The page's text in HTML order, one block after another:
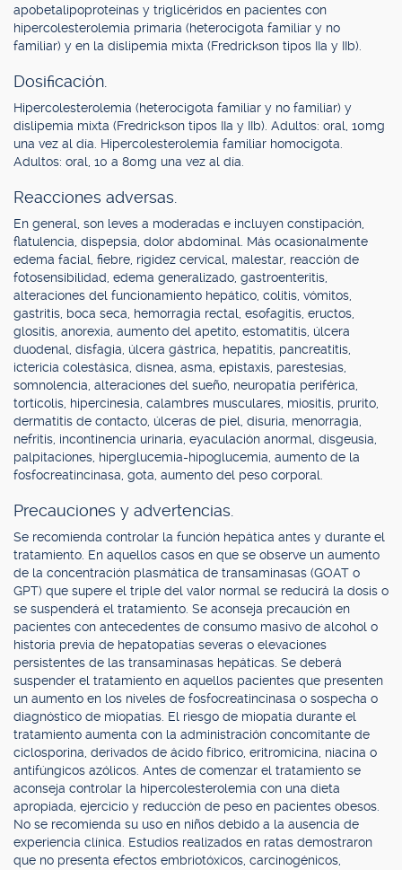
apobetalipoproteínas y triglicéridos en pacientes con
hipercolesterolemia primaria (heterocigota familiar y no
familiar) y en la dislipemia mixta (Fredrickson tipos IIa y IIb).
Dosificación.
Hipercolesterolemia (heterocigota familiar y no familiar) y
dislipemia mixta (Fredrickson tipos IIa y IIb). Adultos: oral, 10mg
una vez al día. Hipercolesterolemia familiar homocigota.
Adultos: oral, 10 a 80mg una vez al día.
Reacciones adversas.
En general, son leves a moderadas e incluyen constipación,
flatulencia, dispepsia, dolor abdominal. Más ocasionalmente
edema facial, fiebre, rigidez cervical, malestar, reacción de
fotosensibilidad, edema generalizado, gastroenteritis,
alteraciones del funcionamiento hepático, colitis, vómitos,
gastritis, boca seca, hemorragia rectal, esofagitis, eructos,
glositis, anorexia, aumento del apetito, estomatitis, úlcera
duodenal, disfagia, úlcera gástrica, hepatitis, pancreatitis,
ictericia colestásica, disnea, asma, epistaxis, parestesias,
somnolencia, alteraciones del sueño, neuropatía periférica,
tortícolis, hipercinesia, calambres musculares, miositis, prurito,
dermatitis de contacto, úlceras de piel, disuria, menorragia,
nefritis, incontinencia urinaria, eyaculación anormal, disgeusia,
palpitaciones, hiperglucemia-hipoglucemia, aumento de la
fosfocreatincinasa, gota, aumento del peso corporal.
Precauciones y advertencias.
Se recomienda controlar la función hepática antes y durante el
tratamiento. En aquellos casos en que se observe un aumento
de la concentración plasmática de transaminasas (GOAT o
GPT) que supere el triple del valor normal se reducirá la dosis o
se suspenderá el tratamiento. Se aconseja precaución en
pacientes con antecedentes de consumo masivo de alcohol o
historia previa de hepatopatías severas o elevaciones
persistentes de las transaminasas hepáticas. Se deberá
suspender el tratamiento en aquellos pacientes que presenten
un aumento en los niveles de fosfocreatincinasa o sospecha o
diagnóstico de miopatías. El riesgo de miopatía durante el
tratamiento aumenta con la administración concomitante de
ciclosporina, derivados de ácido fíbrico, eritromicina, niacina o
antifúngicos azólicos. Antes de comenzar el tratamiento se
aconseja controlar la hipercolesterolemia con una dieta
apropiada, ejercicio y reducción de peso en pacientes obesos.
No se recomienda su uso en niños debido a la ausencia de
experiencia clínica. Estudios realizados en ratas demostraron
que no presenta efectos embriotóxicos, carcinogénicos,